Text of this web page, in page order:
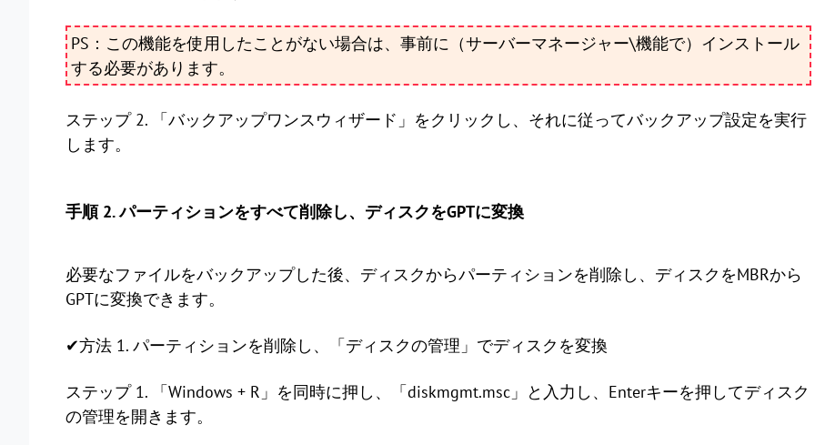
PS：この機能を使用したことがない場合は、事前に（サーバーマネージャー\機能で）インストール
する必要があります。
ステップ 2. 「バックアップワンスウィザード」をクリックし、それに従ってバックアップ設定を実行
します。
手順 2. パーティションをすべて削除し、ディスクをGPTに変換
必要なファイルをバックアップした後、ディスクからパーティションを削除し、ディスクをMBRから
GPTに変換できます。
✔方法 1. パーティションを削除し、「ディスクの管理」でディスクを変換
ステップ 1. 「Windows + R」を同時に押し、「diskmgmt.msc」と入力し、Enterキーを押してディスク
の管理を開きます。